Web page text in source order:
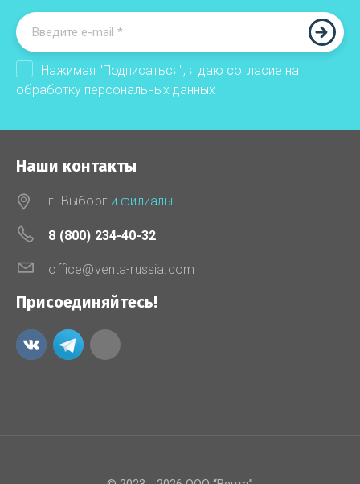
Нажимая "Подписаться", я даю согласие на
обработку персональных данных
Наши контакты
г. Выборг и филиалы
8 (800) 234-40-32
office@venta-russia.com
Присоединяйтесь!